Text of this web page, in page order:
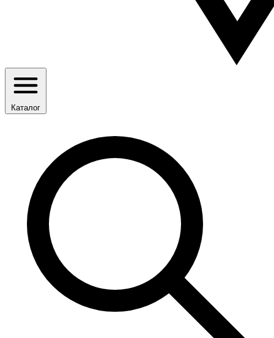
Каталог